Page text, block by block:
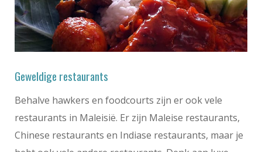
Geweldige restaurants
Behalve hawkers en foodcourts zijn er ook vele
restaurants in Maleisië. Er zijn Maleise restaurants,
Chinese restaurants en Indiase restaurants, maar je